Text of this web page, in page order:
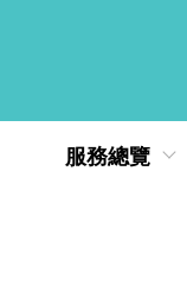
服務總覽